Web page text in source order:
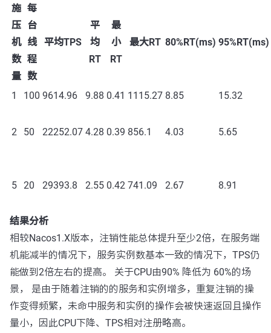
施
压
机
数
量
每
台
线
程
数
平均TPS
平
均
RT
最
小
RT
最大RT 80%RT(ms) 95%RT(ms)
1 100 9614.96 9.88 0.41 1115.27 8.85 15.32
2 50 22252.07 4.28 0.39 856.1 4.03 5.65
5 20 29393.8 2.55 0.42 741.09 2.67 8.91
结果分析
相较Nacos1.X版本，注销性能总体提升至少2倍，在服务端
机能减半的情况下，服务实例数基本一致的情况下，TPS仍
能做到2倍左右的提高。 关于CPU由90% 降低为 60%的场
景， 是由于随着注销的的服务和实例增多，重复注销的操
作变得频繁，未命中服务和实例的操作会被快速返回且操作
量小，因此CPU下降、TPS相对注册略高。